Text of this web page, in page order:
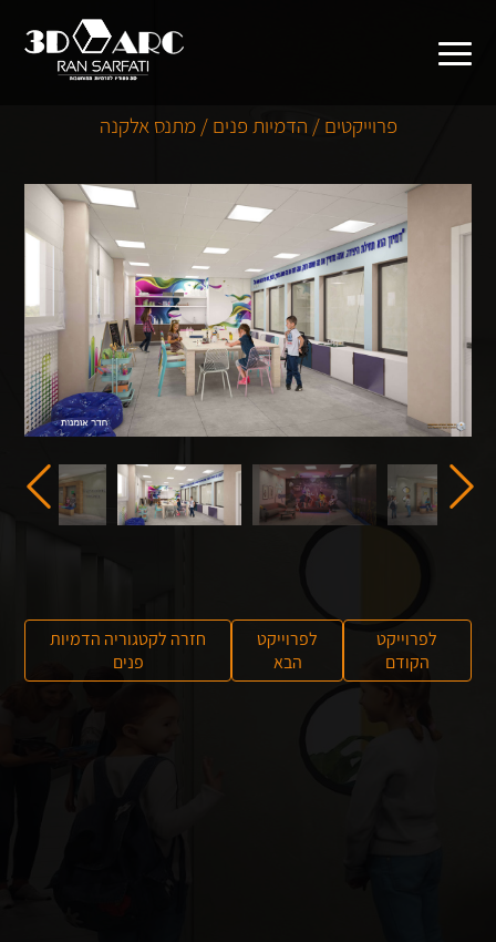
פרוייקטים / הדמיות פנים / מתנס אלקנה
לפרוייקט
הקודם
לפרוייקט
הבא
חזרה לקטגוריה הדמיות
פנים